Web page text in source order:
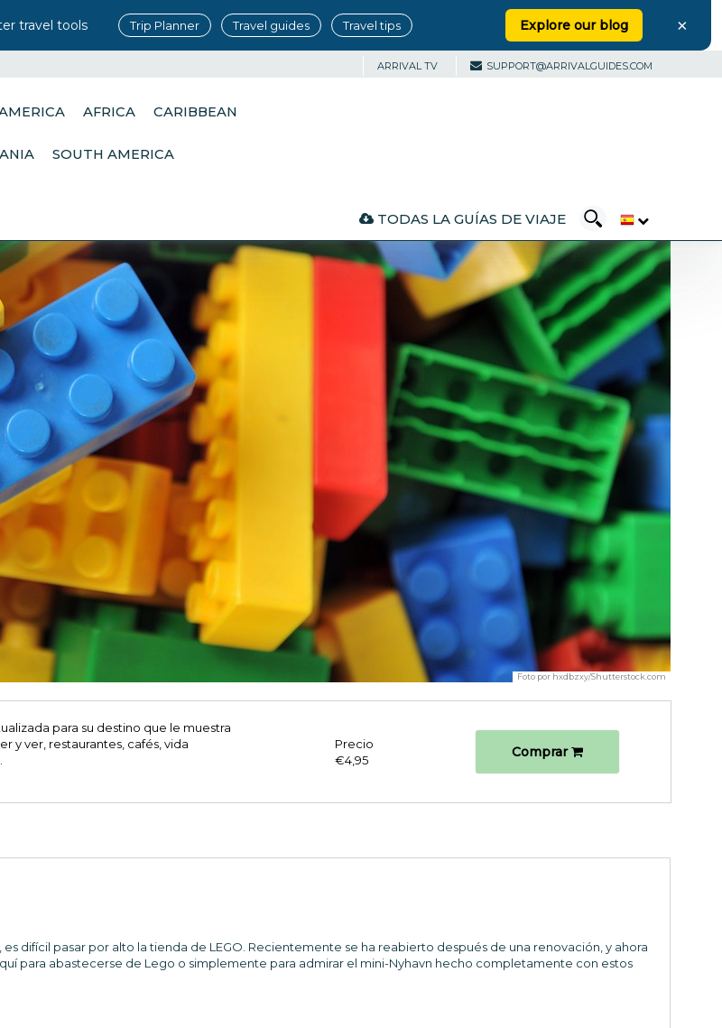
travel tools Trip Planner Travel guides Travel tips Explore our blog ×
ARRIVAL TV SUPPORT@ARRIVALGUIDES.COM
AFRICA CARIBBEAN
SOUTH AMERICA
TODAS LA GUÍAS DE VIAJE
Foto por hxdbzxy/Shutterstock.com
para su destino que le muestra
y ver, restaurantes, cafés, vida
Precio
€4,95
Comprar
difícil pasar por alto la tienda de LEGO. Recientemente se ha reabierto después de una renovación, y ahora
para abastecerse de Lego o simplemente para admirar el mini-Nyhavn hecho completamente con estos